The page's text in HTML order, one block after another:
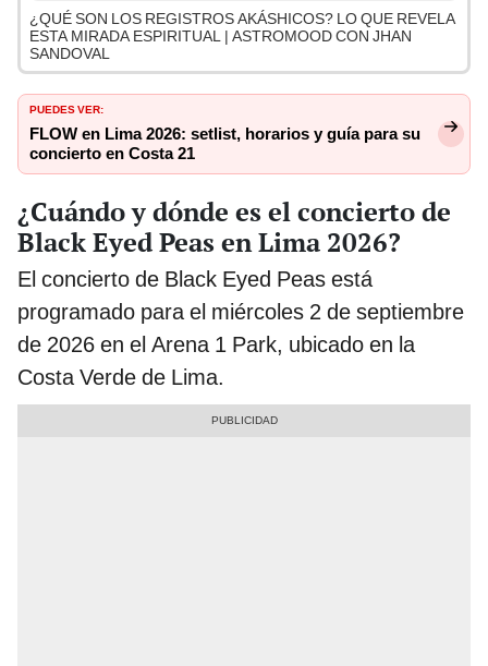
¿QUÉ SON LOS REGISTROS AKÁSHICOS? LO QUE REVELA
ESTA MIRADA ESPIRITUAL | ASTROMOOD CON JHAN
SANDOVAL
PUEDES VER:
FLOW en Lima 2026: setlist, horarios y guía para su
concierto en Costa 21
¿Cuándo y dónde es el concierto de
Black Eyed Peas en Lima 2026?
El concierto de Black Eyed Peas está
programado para el miércoles 2 de septiembre
de 2026 en el Arena 1 Park, ubicado en la
Costa Verde de Lima.